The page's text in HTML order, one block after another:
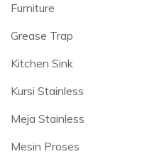
Furniture
Grease Trap
Kitchen Sink
Kursi Stainless
Meja Stainless
Mesin Proses